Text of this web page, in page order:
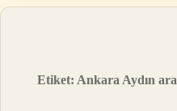
Etiket: Ankara Aydın